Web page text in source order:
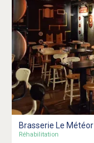
Brasserie Le Météor
Réhabilitation